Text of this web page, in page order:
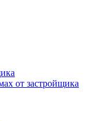
от застройщика